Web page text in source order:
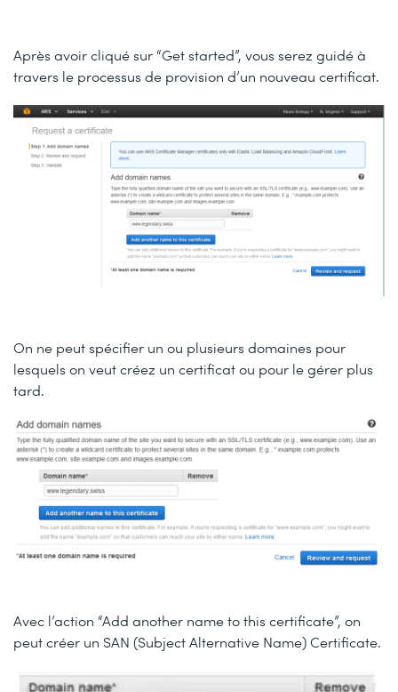
Après avoir cliqué sur “Get started”, vous serez guidé à
travers le processus de provision d’un nouveau certificat.
On ne peut spécifier un ou plusieurs domaines pour
lesquels on veut créez un certificat ou pour le gérer plus
tard.
Avec l’action “Add another name to this certificate”, on
peut créer un SAN (Subject Alternative Name) Certificate.